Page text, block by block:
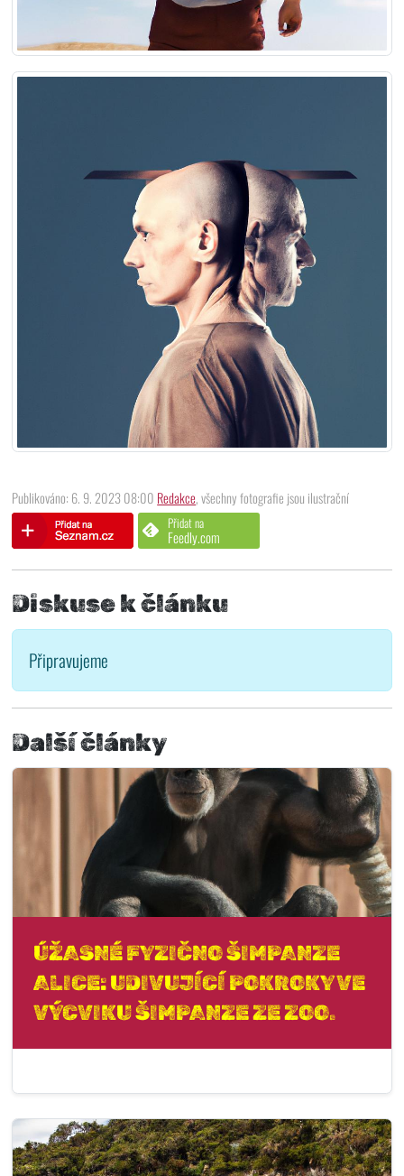
Publikováno: 6. 9. 2023 08:00 Redakce, všechny fotografie jsou ilustrační
Přidat na
Feedly.com
Diskuse k článku
Připravujeme
Další články
ÚŽASNÉ FYZIČNO ŠIMPANZE
ALICE: UDIVUJÍCÍ POKROKY VE
VÝCVIKU ŠIMPANZE ZE ZOO.